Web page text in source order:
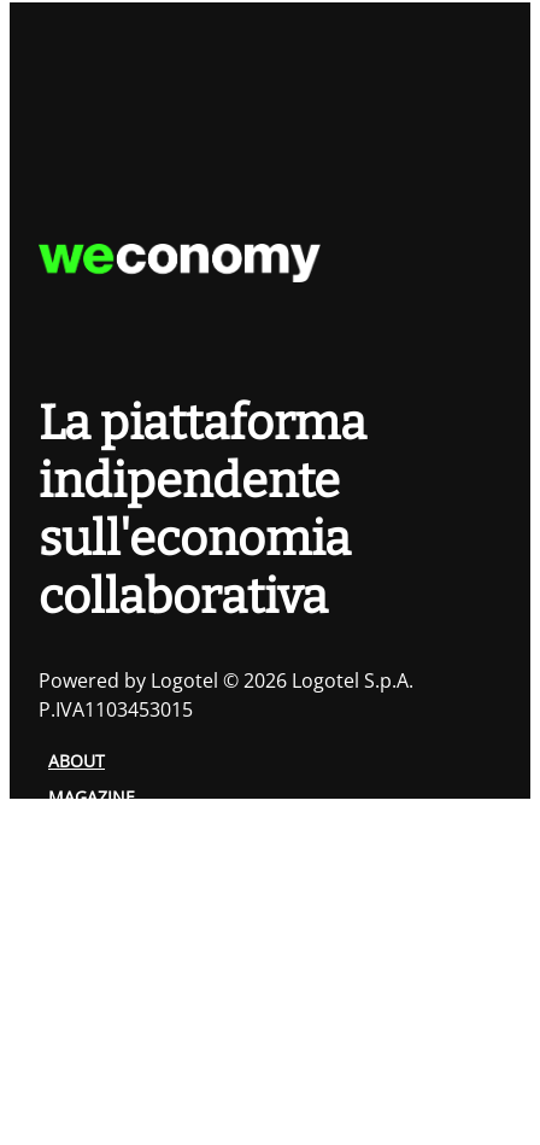
La piattaforma
indipendente
sull'economia
collaborativa
Powered by Logotel © 2026 Logotel S.p.A.
P.IVA1103453015
ABOUT
MAGAZINE